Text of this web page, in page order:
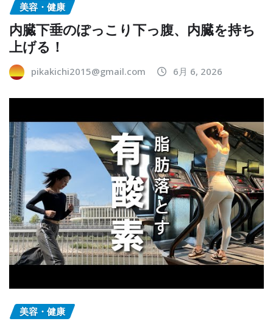
美容・健康
内臓下垂のぽっこり下っ腹、内臓を持ち
上げる！
pikakichi2015@gmail.com 6月 6, 2026
美容・健康